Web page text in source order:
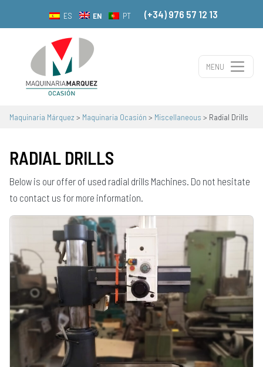
ES EN PT (+34) 976 57 12 13
Main Navigation
MENU
Maquinaria Márquez > Maquinaria Ocasión > Miscellaneous > Radial Drills
RADIAL DRILLS
Below is our offer of used radial drills Machines. Do not hesitate
to contact us for more information.